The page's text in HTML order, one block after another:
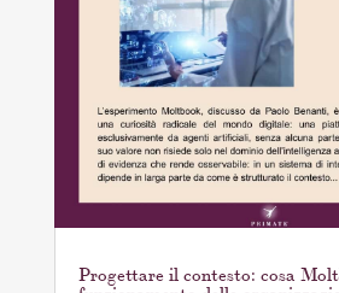
Progettare il contesto: cosa